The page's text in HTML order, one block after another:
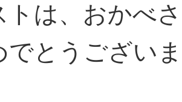
トは、おかべ
でとうござい